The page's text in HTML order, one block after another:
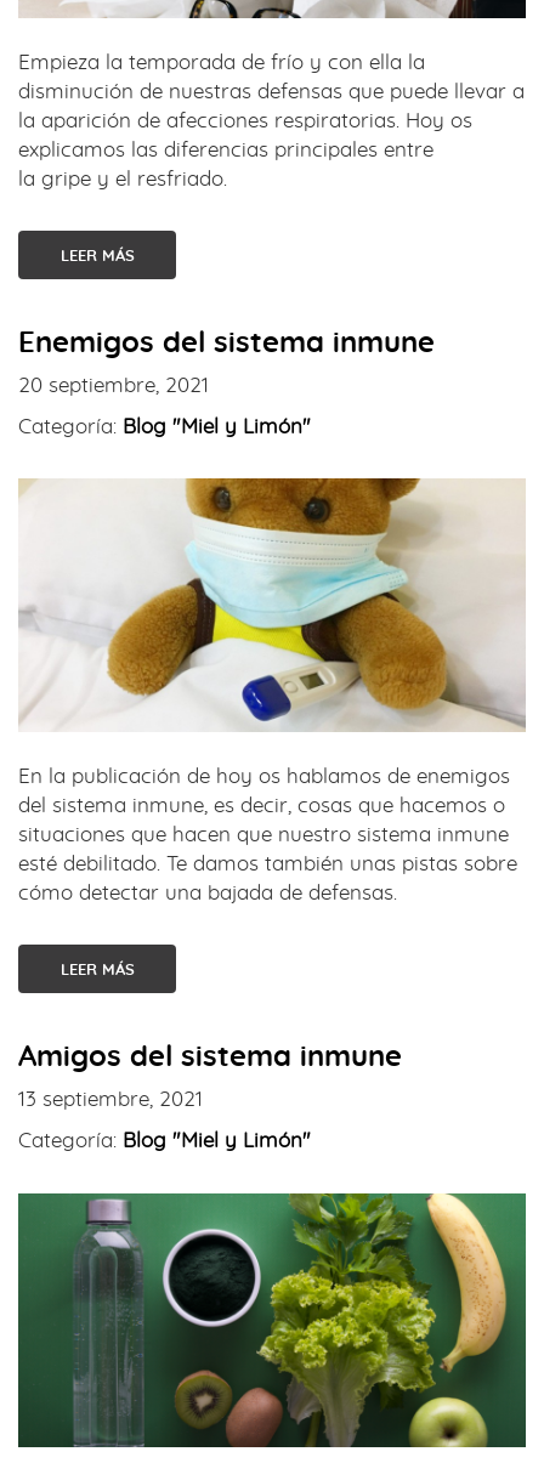
Empieza la temporada de frío y con ella la
disminución de nuestras defensas que puede llevar a
la aparición de afecciones respiratorias. Hoy os
explicamos las diferencias principales entre
la gripe y el resfriado.
LEER MÁS
Enemigos del sistema inmune
20 septiembre, 2021
Categoría: Blog "Miel y Limón"
En la publicación de hoy os hablamos de enemigos
del sistema inmune, es decir, cosas que hacemos o
situaciones que hacen que nuestro sistema inmune
esté debilitado. Te damos también unas pistas sobre
cómo detectar una bajada de defensas.
LEER MÁS
Amigos del sistema inmune
13 septiembre, 2021
Categoría: Blog "Miel y Limón"